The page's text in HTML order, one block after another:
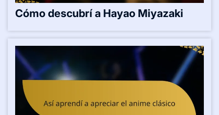
Cómo descubrí a Hayao Miyazaki